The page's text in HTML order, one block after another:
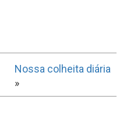
Nossa colheita diária
»